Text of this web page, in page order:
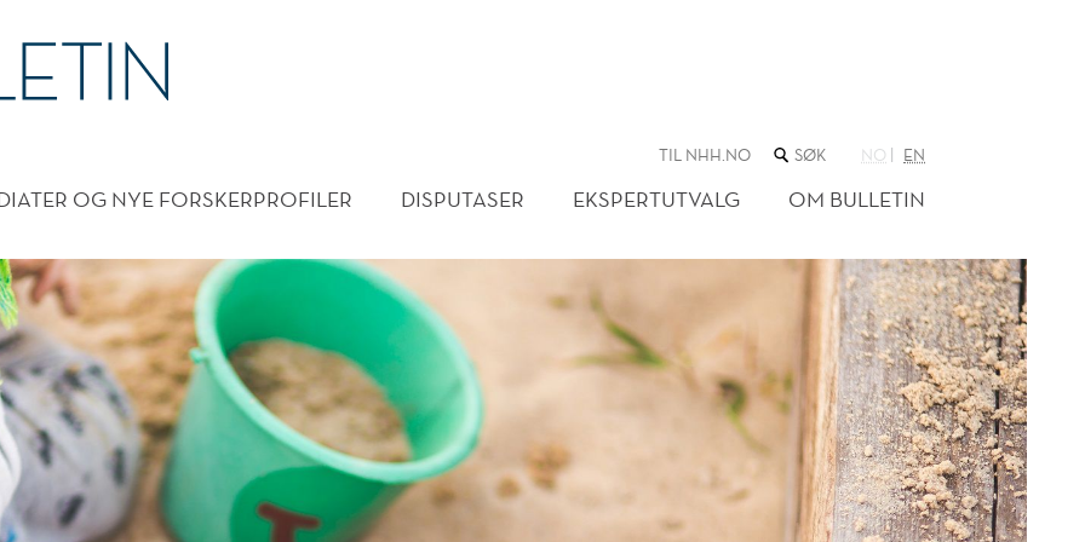
TIL NHH.NO SØK
NETTSTEDET
NO EN
OG NYE FORSKERPROFILER DISPUTASER EKSPERTUTVALG OM BULLETIN